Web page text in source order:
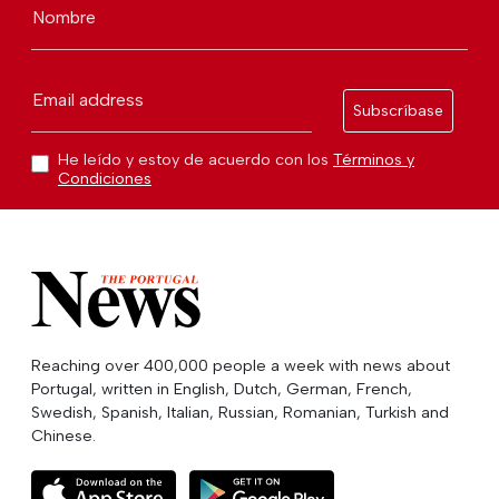
Nombre
Email address
Subscríbase
He leído y estoy de acuerdo con los Términos y
Condiciones
Reaching over 400,000 people a week with news about
Portugal, written in English, Dutch, German, French,
Swedish, Spanish, Italian, Russian, Romanian, Turkish and
Chinese.